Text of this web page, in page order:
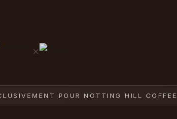
×
POUR NOTTING HILL COFFEE